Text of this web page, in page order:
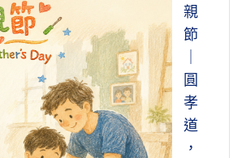
親
節
圓
孝
道
，